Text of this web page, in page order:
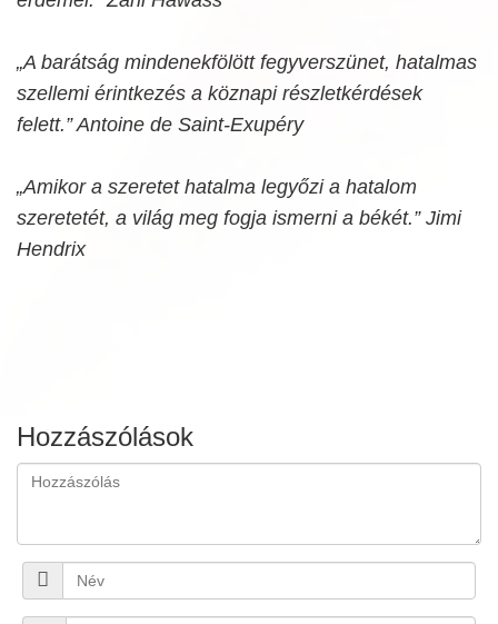
„A barátság mindenekfölött fegyverszünet, hatalmas
szellemi érintkezés a köznapi részletkérdések
felett.” Antoine de Saint-Exupéry
„Amikor a szeretet hatalma legyőzi a hatalom
szeretetét, a világ meg fogja ismerni a békét.” Jimi
Hendrix
Hozzászólások